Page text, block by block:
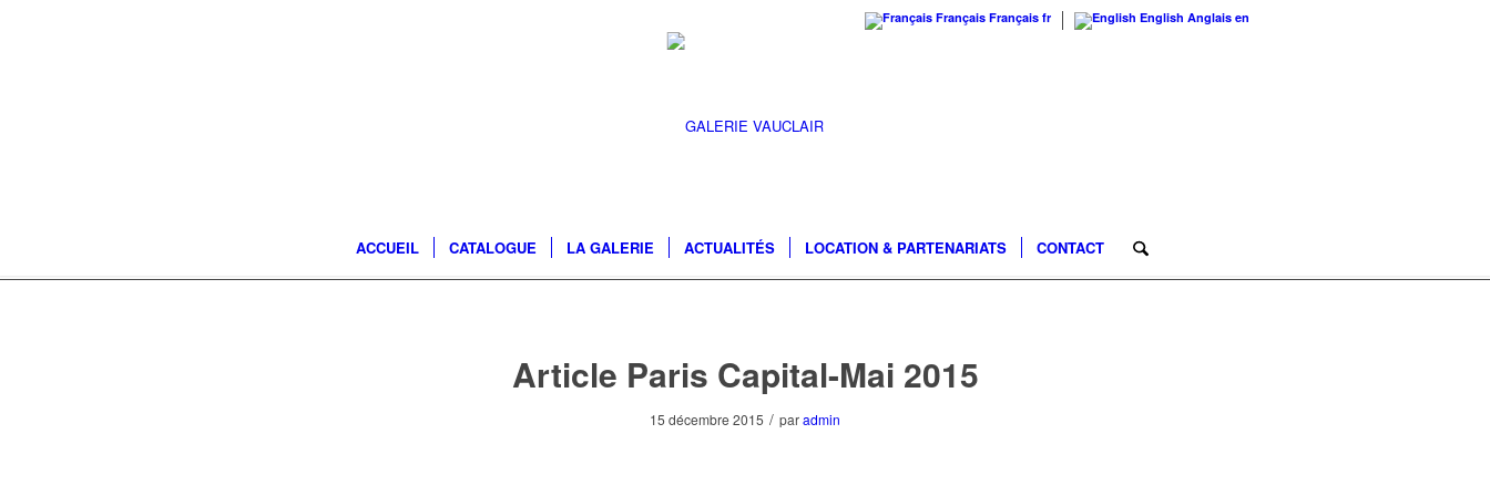
Français Français fr English Anglais en
ACCUEIL CATALOGUE LA GALERIE ACTUALITÉS LOCATION & PARTENARIATS CONTACT
Article Paris Capital-Mai 2015
15 décembre 2015 / paradmin